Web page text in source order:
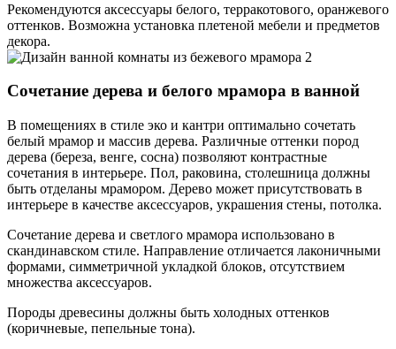
Рекомендуются аксессуары белого, терракотового, оранжевого
оттенков. Возможна установка плетеной мебели и предметов
декора.
Сочетание дерева и белого мрамора в ванной
В помещениях в стиле эко и кантри оптимально сочетать
белый мрамор и массив дерева. Различные оттенки пород
дерева (береза, венге, сосна) позволяют контрастные
сочетания в интерьере. Пол, раковина, столешница должны
быть отделаны мрамором. Дерево может присутствовать в
интерьере в качестве аксессуаров, украшения стены, потолка.
Сочетание дерева и светлого мрамора использовано в
скандинавском стиле. Направление отличается лаконичными
формами, симметричной укладкой блоков, отсутствием
множества аксессуаров.
Породы древесины должны быть холодных оттенков
(коричневые, пепельные тона).